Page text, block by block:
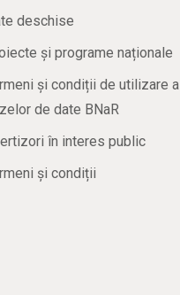
deschise
și programe naționale
și condiții de utilizare a
de date BNaR
în interes public
și condiții